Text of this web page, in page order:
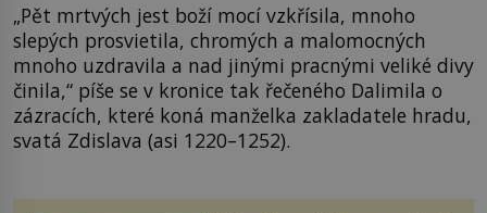
„Pět mrtvých jest boží mocí vzkřísila, mnoho
slepých prosvietila, chromých a malomocných
mnoho uzdravila a nad jinými pracnými veliké divy
činila,“ píše se v kronice tak řečeného Dalimila o
zázracích, které koná manželka zakladatele hradu,
svatá Zdislava (asi 1220–1252).